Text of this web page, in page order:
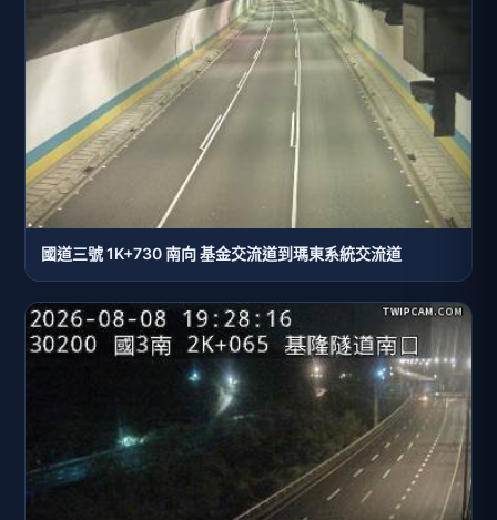
國道三號 1K+730 南向 基金交流道到瑪東系統交流道